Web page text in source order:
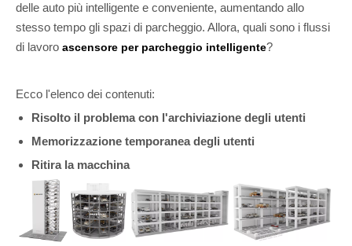
delle auto più intelligente e conveniente, aumentando allo
stesso tempo gli spazi di parcheggio. Allora, quali sono i flussi
di lavoro ascensore per parcheggio intelligente?
Ecco l'elenco dei contenuti:
Risolto il problema con l'archiviazione degli utenti
Memorizzazione temporanea degli utenti
Ritira la macchina